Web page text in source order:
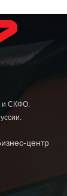
и СКФО.
центр